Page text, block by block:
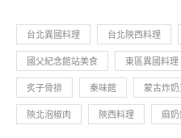
台北異國料理 台北陝西料理
國父紀念館站美食 東區異國料理
炙子骨排 秦味館 蒙古炸
陝北泡椒肉 陝西料理 麻